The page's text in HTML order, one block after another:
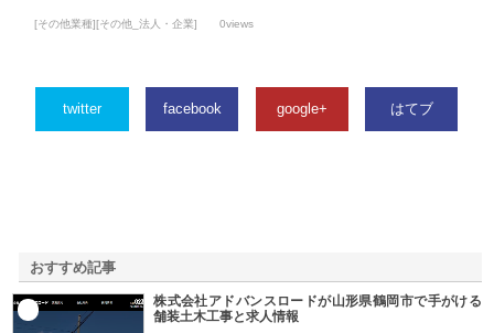
[その他業種][その他_法人・企業] 0views
twitter facebook google+ はてブ
おすすめ記事
株式会社アドバンスロードが山形県鶴岡市で手がける
舗装土木工事と求人情報